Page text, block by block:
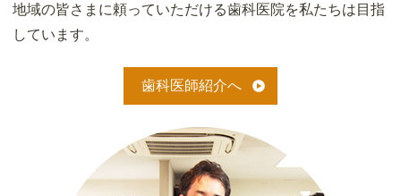
地域の皆さまに頼っていただける歯科医院を私たちは目指
しています。
歯科医師紹介へ